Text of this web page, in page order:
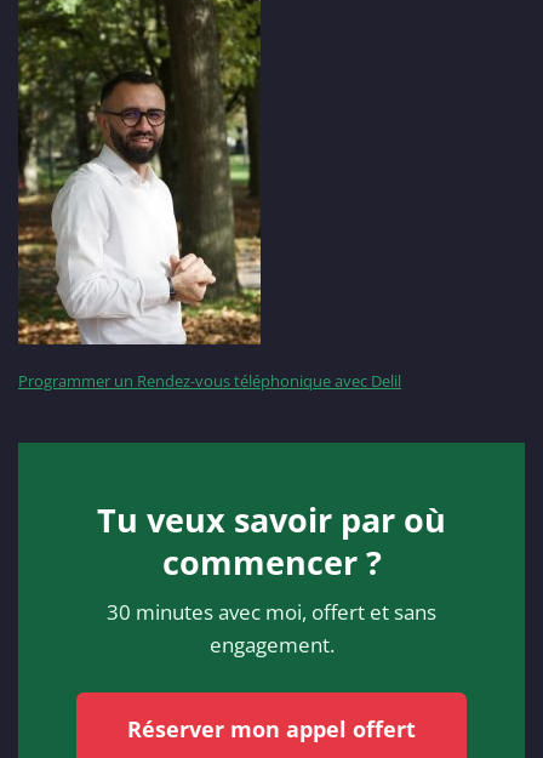
Programmer un Rendez-vous téléphonique avec Delil
Tu veux savoir par où
commencer ?
30 minutes avec moi, offert et sans
engagement.
Réserver mon appel offert